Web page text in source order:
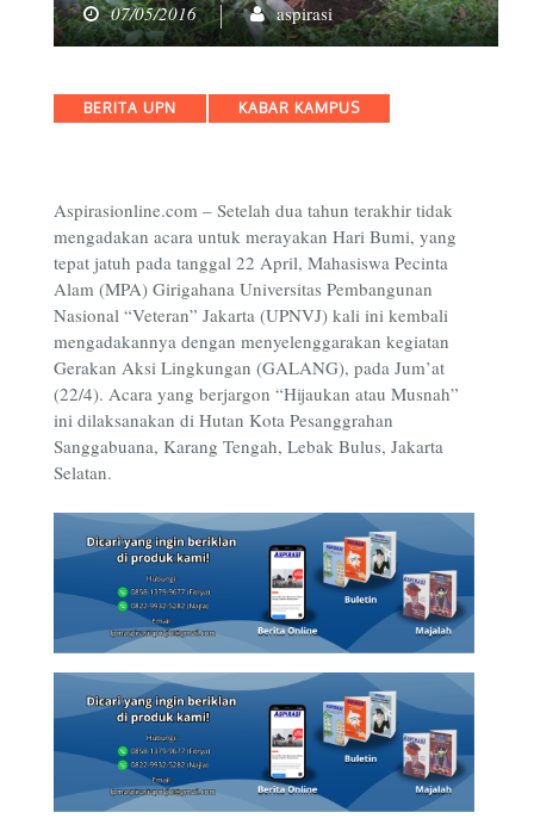
07/05/2016 aspirasi
Categories
BERITA UPN KABAR KAMPUS
Aspirasionline.com – Setelah dua tahun terakhir tidak
mengadakan acara untuk merayakan Hari Bumi, yang
tepat jatuh pada tanggal 22 April, Mahasiswa Pecinta
Alam (MPA) Girigahana Universitas Pembangunan
Nasional “Veteran” Jakarta (UPNVJ) kali ini kembali
mengadakannya dengan menyelenggarakan kegiatan
Gerakan Aksi Lingkungan (GALANG), pada Jum’at
(22/4). Acara yang berjargon “Hijaukan atau Musnah”
ini dilaksanakan di Hutan Kota Pesanggrahan
Sanggabuana, Karang Tengah, Lebak Bulus, Jakarta
Selatan.